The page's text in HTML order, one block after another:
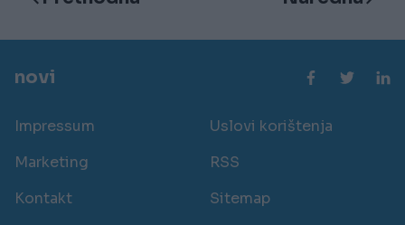
novi
Impressum
Uslovi korištenja
Marketing
RSS
Kontakt
Sitemap